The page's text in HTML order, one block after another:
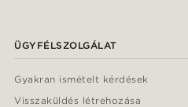
ÜGYFÉLSZOLGÁLAT
Gyakran ismételt kérdések
Visszaküldés létrehozása